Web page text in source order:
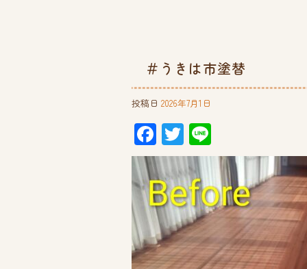
＃うきは市塗替
投稿日 2026年7月1日
F
ac
e
b
o
ok
T
wi
tt
er
ne